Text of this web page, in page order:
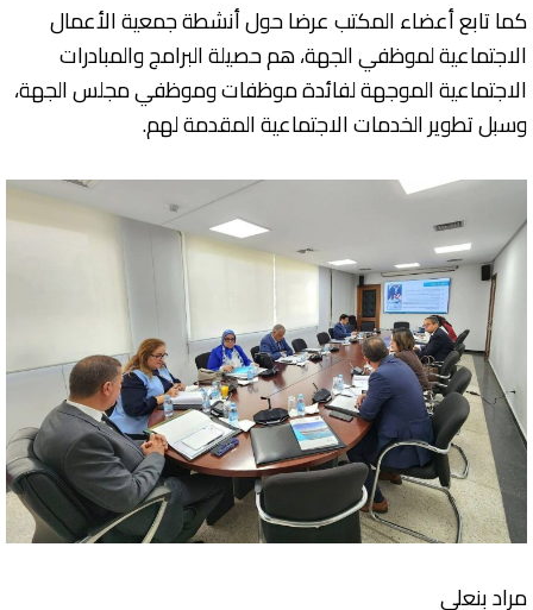
كما تابع أعضاء المكتب عرضا حول أنشطة جمعية الأعمال
الاجتماعية لموظفي الجهة، هم حصيلة البرامج والمبادرات
الاجتماعية الموجهة لفائدة موظفات وموظفي مجلس الجهة،
وسبل تطوير الخدمات الاجتماعية المقدمة لهم.
مراد بنعلي